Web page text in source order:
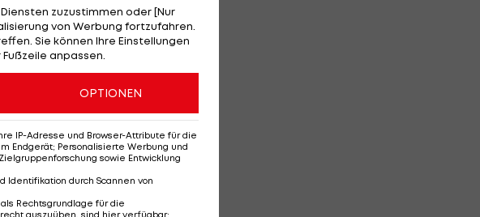
Das sind RB
zuzustimmen oder [Nur
von Werbung fortzufahren.
Sie können Ihre Einstellungen
anpassen.
OPTIONEN
IP-Adresse und Browser-Attribute für die
Endgerät; Personalisierte Werbung und
sowie Entwicklung
Identifikation durch Scannen von
Rechtsgrundlage für die
auszuüben, sind hier verfügbar: